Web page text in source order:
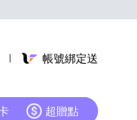
帳號綁定送
超贈點